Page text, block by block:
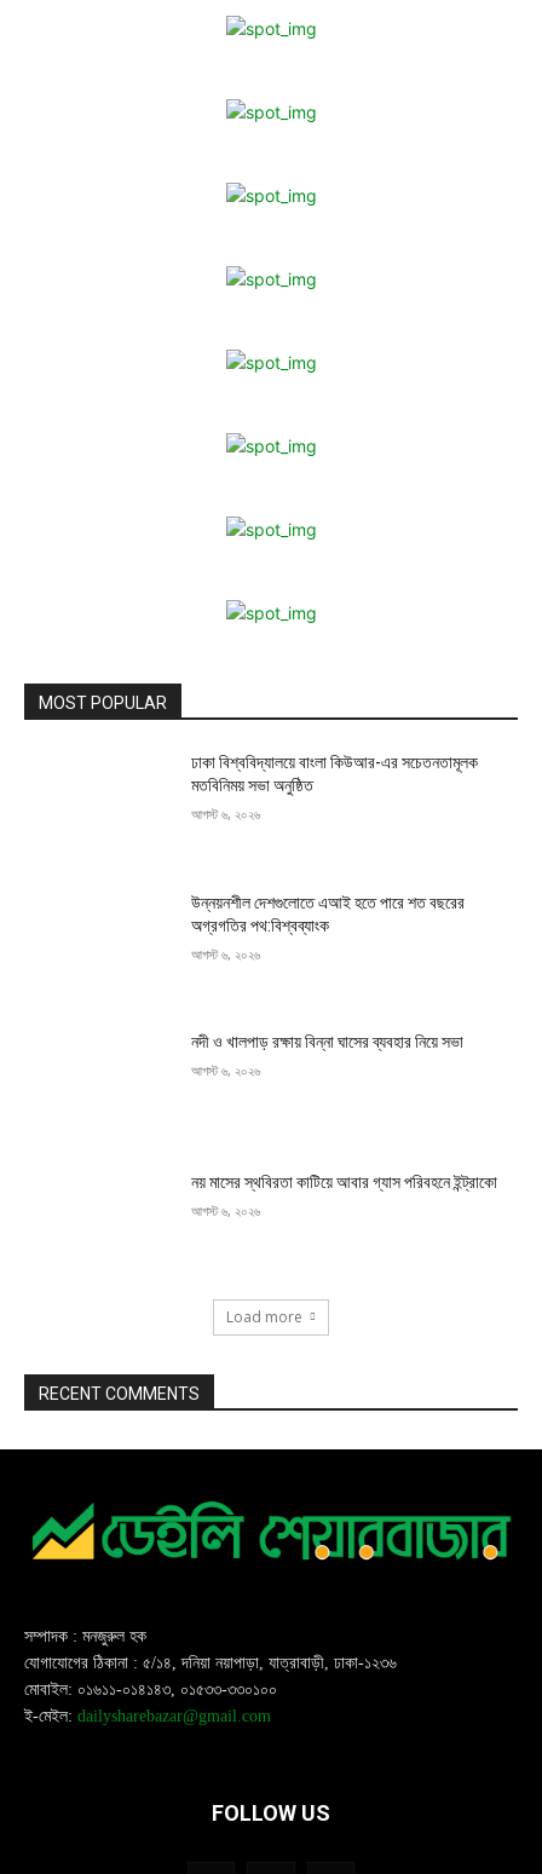
MOST POPULAR
ঢাকা বিশ্ববিদ্যালয়ে বাংলা কিউআর-এর সচেতনতামূলক
মতবিনিময় সভা অনুষ্ঠিত
আগস্ট ৬, ২০২৬
উন্নয়নশীল দেশগুলোতে এআই হতে পারে শত বছরের
অগ্রগতির পথ:বিশ্বব্যাংক
আগস্ট ৬, ২০২৬
নদী ও খালপাড় রক্ষায় বিন্না ঘাসের ব্যবহার নিয়ে সভা
আগস্ট ৬, ২০২৬
নয় মাসের স্থবিরতা কাটিয়ে আবার গ্যাস পরিবহনে ইন্ট্রাকো
আগস্ট ৬, ২০২৬
Load more
RECENT COMMENTS
সম্পাদক : মনজুরুল হক
যোগাযোগের ঠিকানা : ৫/১৪, দনিয়া নয়াপাড়া, যাত্রাবাড়ী, ঢাকা-১২৩৬
মোবাইল: ০১৬১১-০১৪১৪৩, ০১৫৩৩-৩৩০১০০
ই-মেইল: dailysharebazar@gmail.com
FOLLOW US